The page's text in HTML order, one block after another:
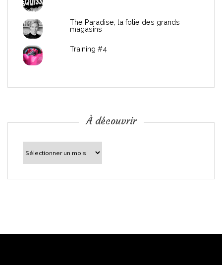
c
The Paradise, la folie des grands
magasins
Training #4
À découvrir
À
découvrir